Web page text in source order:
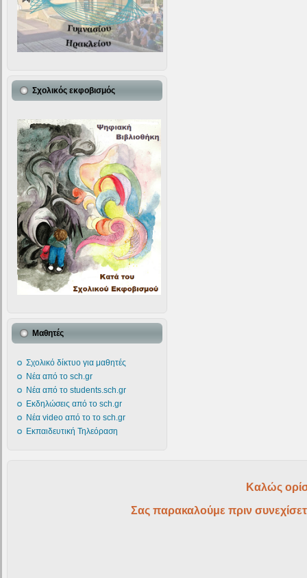
Σχολικός εκφοβισμός
Μαθητές
Σχολικό δίκτυο για μαθητές
Νέα από το sch.gr
Νέα από το students.sch.gr
Εκδηλώσεις από το sch.gr
Νέα video από το το sch.gr
Εκπαιδευτική Τηλεόραση
Καλώς
Σας παρακαλούμε πριν